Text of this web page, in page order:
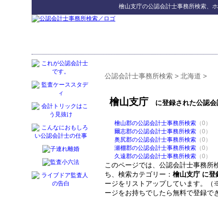
檜山支庁の公認会計士事務所検索、
公認会計士事務所検索 > 北海道 >
檜山支庁 に登録された公認会
檜山郡の公認会計士事務所検索 （0）
爾志郡の公認会計士事務所検索 （0）
奥尻郡の公認会計士事務所検索 （0）
瀬棚郡の公認会計士事務所検索 （0）
久遠郡の公認会計士事務所検索 （0）
このページでは、公認会計士事務所
ち、検索カテゴリー： 檜山支庁 に登
ージをリストアップしています。
ージをお持ちでしたら無料で登録で